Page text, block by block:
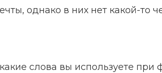
однако в них нет какой-то
слова вы используете